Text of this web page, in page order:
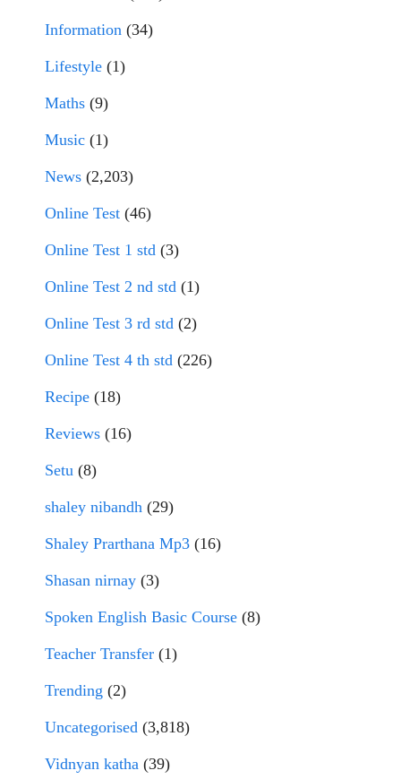
Information (34)
Lifestyle (1)
Maths (9)
Music (1)
News (2,203)
Online Test (46)
Online Test 1 std (3)
Online Test 2 nd std (1)
Online Test 3 rd std (2)
Online Test 4 th std (226)
Recipe (18)
Reviews (16)
Setu (8)
shaley nibandh (29)
Shaley Prarthana Mp3 (16)
Shasan nirnay (3)
Spoken English Basic Course (8)
Teacher Transfer (1)
Trending (2)
Uncategorised (3,818)
Vidnyan katha (39)